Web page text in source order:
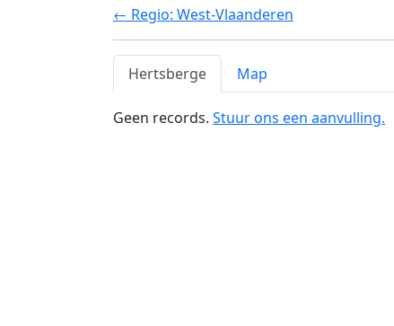
← Regio: West-Vlaanderen
Hertsberge Map
Geen records. Stuur ons een aanvulling.